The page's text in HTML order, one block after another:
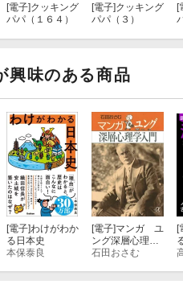
[電子]クッキング
パパ（１６４）
[電子]クッキング
パパ（３）
[
興味のある商品
[電子]わけがわか
る日本史
本保泰良
[電子]マンガ ユ
ング深層心理学
入門
石田おさむ
[